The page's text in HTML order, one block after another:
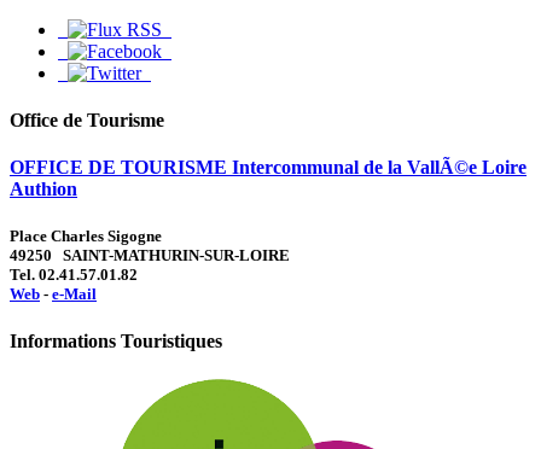
Office de Tourisme
OFFICE DE TOURISME Intercommunal de la VallÃ©e Loire
Authion
Place Charles Sigogne
49250 SAINT-MATHURIN-SUR-LOIRE
Tel. 02.41.57.01.82
Web - e-Mail
Informations Touristiques